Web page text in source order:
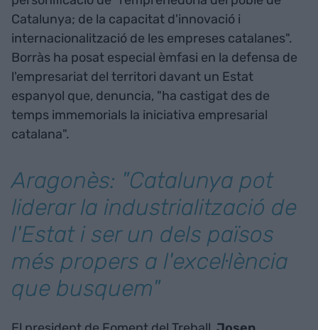
Catalunya; de la capacitat d'innovació i
internacionalització de les empreses catalanes".
Borràs ha posat especial èmfasi en la defensa de
l'empresariat del territori davant un Estat
espanyol que, denuncia, "ha castigat des de
temps immemorials la iniciativa empresarial
catalana".
Aragonès: "Catalunya pot
liderar la industrialització de
l'Estat i ser un dels països
més propers a l'excel·lència
que busquem"